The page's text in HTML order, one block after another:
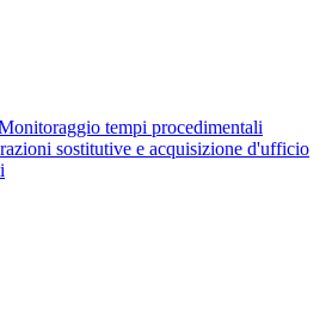
tempi procedimentali
sostitutive e acquisizione d'ufficio